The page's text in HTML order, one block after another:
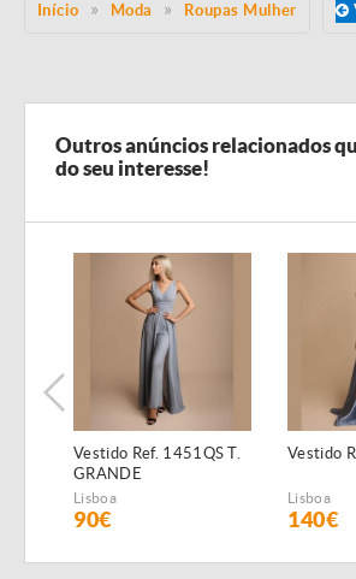
Início Moda Roupas Mulher
Outros anúncios relacionados
do seu interesse!
Vestido Ref. 1451QS T.
GRANDE
Lisboa
90€
Vestido
Lisboa
140€